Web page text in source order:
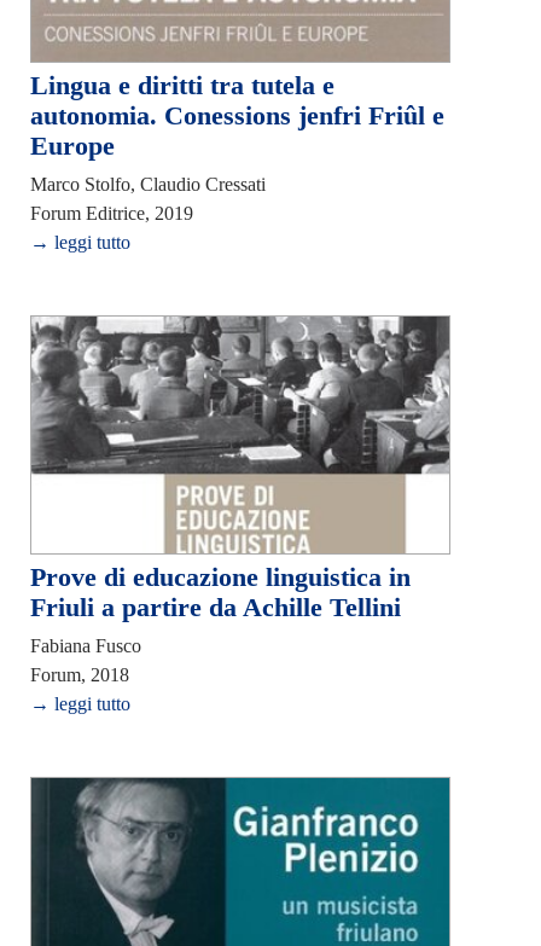
Lingua e diritti tra tutela e
autonomia. Conessions jenfri Friûl e
Europe
Marco Stolfo, Claudio Cressati
Forum Editrice, 2019
→ leggi tutto
Prove di educazione linguistica in
Friuli a partire da Achille Tellini
Fabiana Fusco
Forum, 2018
→ leggi tutto